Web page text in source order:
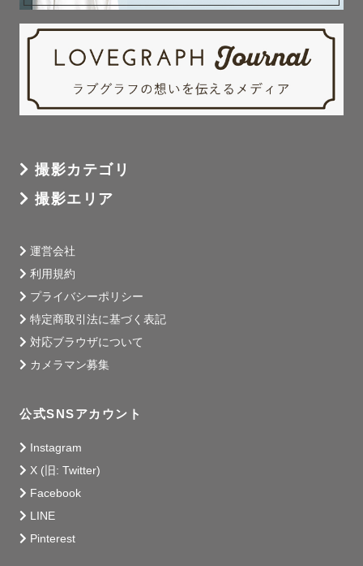
撮影カテゴリ
撮影エリア
運営会社
利用規約
プライバシーポリシー
特定商取引法に基づく表記
対応ブラウザについて
カメラマン募集
公式SNSアカウント
Instagram
X (旧: Twitter)
Facebook
LINE
Pinterest